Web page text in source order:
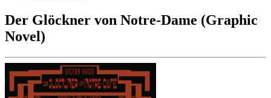
Der Glöckner von Notre-Dame (Graphic
Novel)